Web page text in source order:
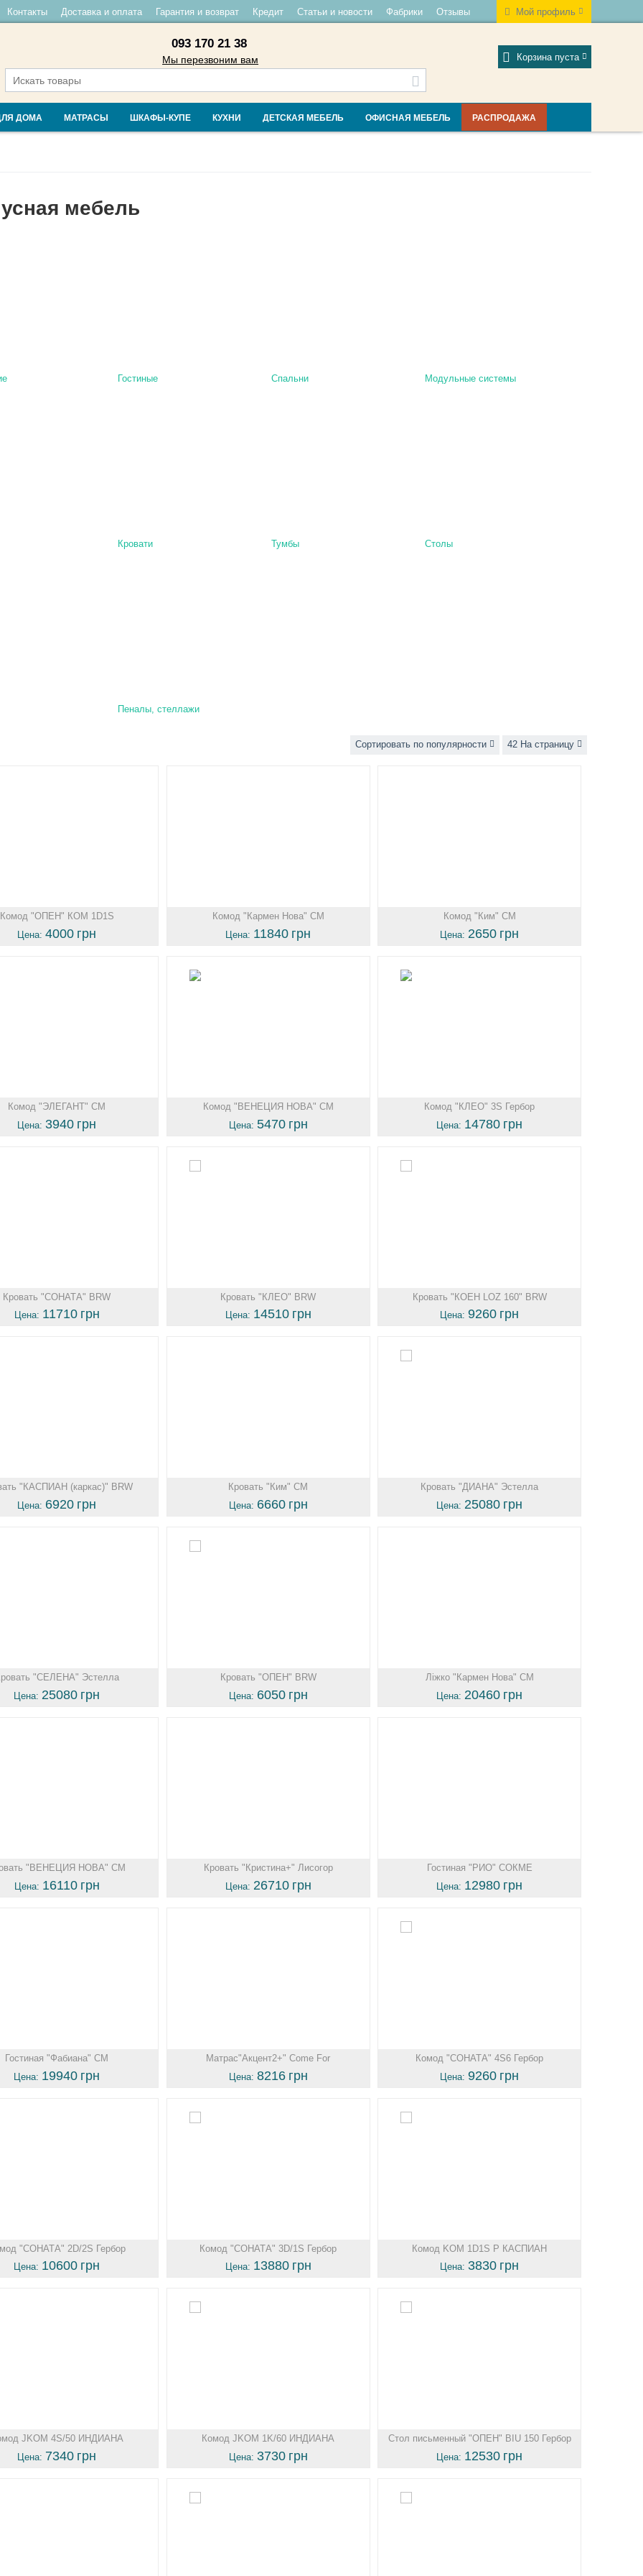
Мой профиль
Контакты Доставка и оплата Гарантия и возврат Кредит Статьи и новости Фабрики Отзывы
093 170 21 38
Мы перезвоним вам Корзина пуста
ДОМА МАТРАСЫ ШКАФЫ-КУПЕ КУХНИ ДЕТСКАЯ МЕБЕЛЬ ОФИСНАЯ МЕБЕЛЬ РАСПРОДАЖА
мебель
Гостиные Спальни Модульные системы
Кровати Тумбы Столы
Пеналы, стеллажи
Сортировать по популярности 42 На страницу
Комод "ОПЕН" КОМ 1D1S
Цена:4000 грн
Комод "Кармен Нова" СМ
Цена: 11840 грн
Комод "Ким" СМ
Цена: 2650 грн
Комод "ЭЛЕГАНТ" СМ
Цена: 3940 грн
Комод "ВЕНЕЦИЯ НОВА" СМ
Цена: 5470 грн
Комод "КЛЕО" 3S Гербор
Цена: 14780 грн
Кровать "СОНАТА" BRW
Цена: 11710 грн
Кровать "КЛЕО" BRW
Цена: 14510 грн
Кровать "КОЕН LOZ 160" BRW
Цена:9260 грн
"КАСПИАН (каркас)" BRW
Цена: 6920 грн
Кровать "Ким" СМ
Цена: 6660 грн
Кровать "ДИАНА" Эстелла
Цена: 25080 грн
"СЕЛЕНА" Эстелла
Цена: 25080 грн
Кровать "ОПЕН" BRW
Цена: 6050 грн
Ліжко "Кармен Нова" СМ
Цена: 20460 грн
"ВЕНЕЦИЯ НОВА" СМ
Цена: 16110 грн
Кровать "Кристина+" Лисогор
Цена: 26710 грн
Гостиная "РИО" СОКМЕ
Цена: 12980 грн
Гостиная "Фабиана" СМ
Цена: 19940 грн
Матрас"Акцент2+" Come For
Цена: 8216 грн
Комод "СОНАТА" 4S6 Гербор
Цена:9260 грн
"СОНАТА" 2D/2S Гербор
Цена: 10600 грн
Комод "СОНАТА" 3D/1S Гербор
Цена: 13880 грн
Комод KOM 1D1S P КАСПИАН
Цена: 3830 грн
JKOM 4S/50 ИНДИАНА
Цена: 7340 грн
Комод JKOM 1K/60 ИНДИАНА
Цена: 3730 грн
Стол письменный "ОПЕН" BIU 150 Гербор
Цена: 12530 грн